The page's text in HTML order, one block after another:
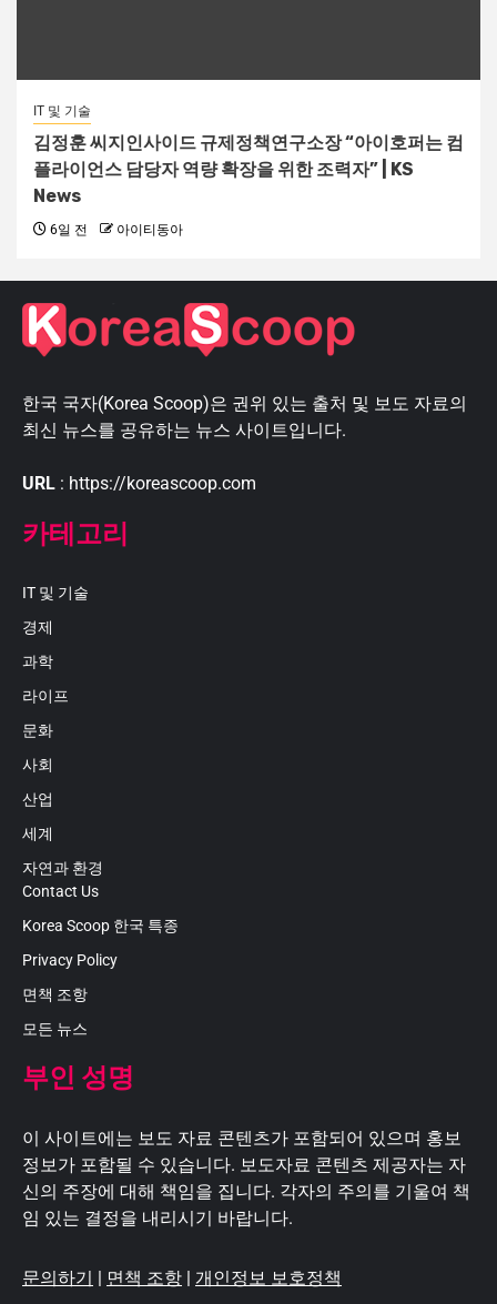
IT 및 기술
김정훈 씨지인사이드 규제정책연구소장 “아이호퍼는 컴
플라이언스 담당자 역량 확장을 위한 조력자” | KS
News
6일 전 아이티동아
한국 국자(Korea Scoop)은 권위 있는 출처 및 보도 자료의
최신 뉴스를 공유하는 뉴스 사이트입니다.
URL : https://koreascoop.com
카테고리
IT 및 기술
경제
과학
라이프
문화
사회
산업
세계
자연과 환경
Contact Us
Korea Scoop 한국 특종
Privacy Policy
면책 조항
모든 뉴스
부인 성명
이 사이트에는 보도 자료 콘텐츠가 포함되어 있으며 홍보
정보가 포함될 수 있습니다. 보도자료 콘텐츠 제공자는 자
신의 주장에 대해 책임을 집니다. 각자의 주의를 기울여 책
임 있는 결정을 내리시기 바랍니다.
문의하기 | 면책 조항 | 개인정보 보호정책